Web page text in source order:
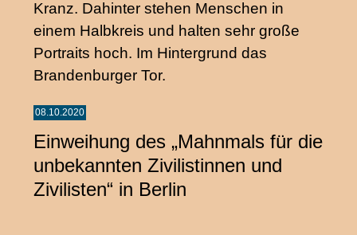
08.10.2020
Einweihung des „Mahnmals für die
unbekannten Zivilistinnen und
Zivilisten“ in Berlin